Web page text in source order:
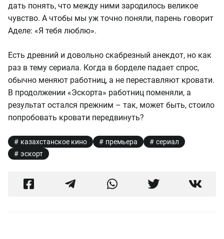
дать понять, что между ними зародилось великое
чувство. А чтобы мы уж точно поняли, парень говорит
Аделе: «Я тебя люблю».
Есть древний и довольно скабрезный анекдот, но как
раз в тему сериала. Когда в борделе падает спрос,
обычно меняют работниц, а не переставляют кровати.
В продолжении «Эскорта» работниц поменяли, а
результат остался прежним – так, может быть, стоило
попробовать кровати передвинуть?
казахстанское кино премьера
сериал
эскорт